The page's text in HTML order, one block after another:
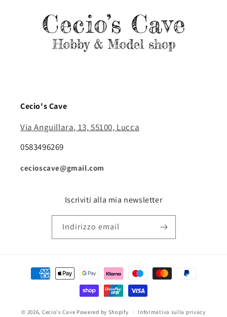
Cecio's Cave
Via Anguillara, 13, 55100, Lucca
0583496269
cecioscave@gmail.com
Iscriviti alla mia newsletter
Indirizzo email
Metodi
© 2026, Cecio's Cave Powered by Shopify Informativa sulla privacy